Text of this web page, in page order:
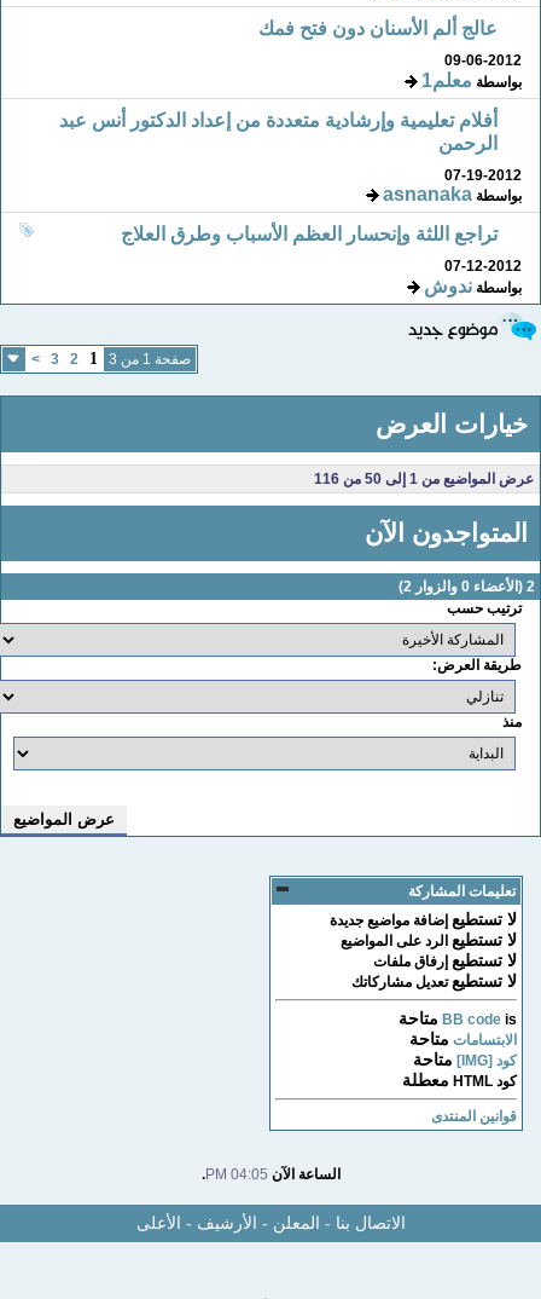
عالج ألم الأسنان دون فتح فمك
09-06-2012
بواسطةمعلم1
أفلام تعليمية وإرشادية متعددة من إعداد الدكتور أنس عبد
الرحمن
07-19-2012
بواسطةasnanaka
تراجع اللثة وإنحسار العظم الأسباب وطرق العلاج
07-12-2012
بواسطةندوش
صفحة 1 من 3 2
3
>
خيارات العرض
عرض المواضيع من 1 إلى 50 من 116
المتواجدون الآن
2 (الأعضاء 0 والزوار 2)
ترتيب حسب
طريقة العرض:
منذ
تعليمات المشاركة
لا تستطيعإضافة مواضيع جديدة
لا تستطيعالرد على المواضيع
لا تستطيعإرفاق ملفات
لا تستطيعتعديل مشاركاتك
BB codeis متاحة
الابتسامات متاحة
كود [IMG] متاحة
كود HTML معطلة
قوانين المنتدى
الساعة الآن04:05 PM
.
الاتصال بنا-المعلن-الأرشيف -الأعلى